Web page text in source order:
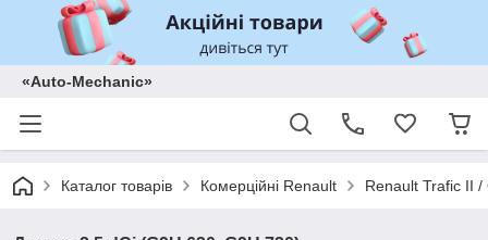
«Auto-Mechanic»
Каталог товарів Комерційні Renault Renault Trafic II